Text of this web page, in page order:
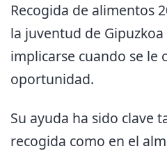
Recogida de alimentos
la juventud de
implicarse cuando se le
oportunidad.
Su ayuda ha sido clave
recogida como en el